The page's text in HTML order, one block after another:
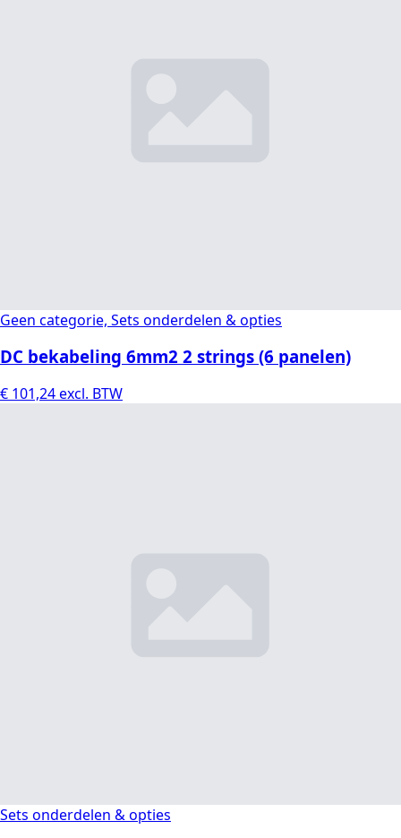
Geen categorie, Sets onderdelen & opties
DC bekabeling 6mm2 2 strings (6 panelen)
€ 101,24excl. BTW
Sets onderdelen & opties